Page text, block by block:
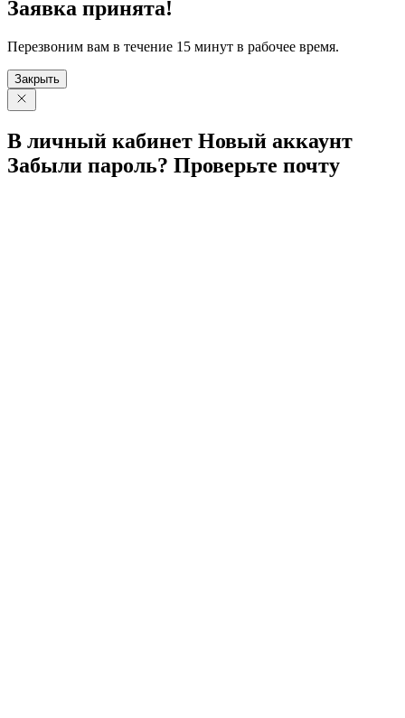
Заявка принята!
Перезвоним вам в течение 15 минут в рабочее время.
Закрыть
В личный кабинет Новый аккаунт
Забыли пароль? Проверьте почту